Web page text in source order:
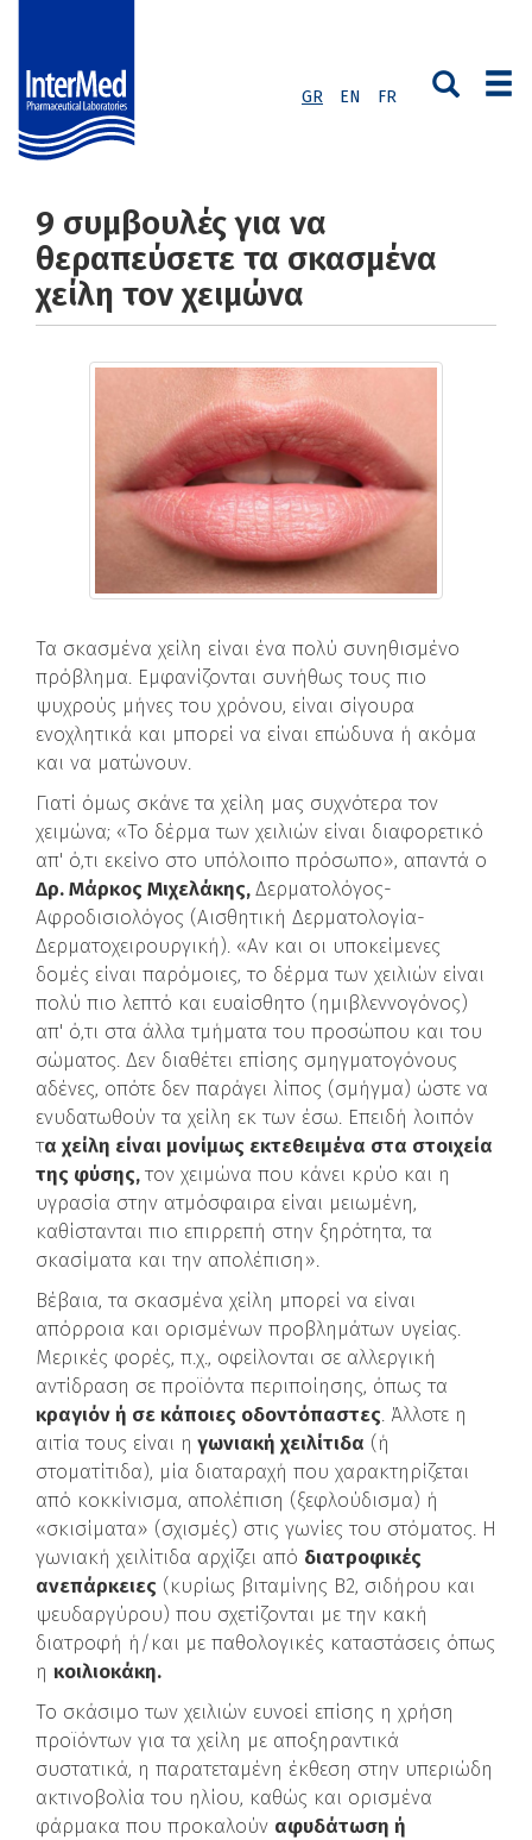
GR EN FR
9 συμβουλές για να
θεραπεύσετε τα σκασμένα
χείλη τον χειμώνα
Τα σκασμένα χείλη είναι ένα πολύ συνηθισμένο
πρόβλημα. Εμφανίζονται συνήθως τους πιο
ψυχρούς μήνες του χρόνου, είναι σίγουρα
ενοχλητικά και μπορεί να είναι επώδυνα ή ακόμα
και να ματώνουν.
Γιατί όμως σκάνε τα χείλη μας συχνότερα τον
χειμώνα; «Το δέρμα των χειλιών είναι διαφορετικό
απ' ό,τι εκείνο στο υπόλοιπο πρόσωπο», απαντά ο
Δρ. Μάρκος Μιχελάκης,Δερματολόγος-
Αφροδισιολόγος (Αισθητική Δερματολογία-
Δερματοχειρουργική). «Αν και οι υποκείμενες
δομές είναι παρόμοιες, το δέρμα των χειλιών είναι
πολύ πιο λεπτό και ευαίσθητο (ημιβλεννογόνος)
απ' ό,τι στα άλλα τμήματα του προσώπου και του
σώματος. Δεν διαθέτει επίσης σμηγματογόνους
αδένες, οπότε δεν παράγει λίπος (σμήγμα) ώστε να
ενυδατωθούν τα χείλη εκ των έσω. Επειδή λοιπόν
τα χείλη είναι μονίμως εκτεθειμένα στα στοιχεία
της φύσης,τον χειμώνα που κάνει κρύο και η
υγρασία στην ατμόσφαιρα είναι μειωμένη,
καθίστανται πιο επιρρεπή στην ξηρότητα, τα
σκασίματα και την απολέπιση».
Βέβαια, τα σκασμένα χείλη μπορεί να είναι
απόρροια και ορισμένων προβλημάτων υγείας.
Μερικές φορές, π.χ., οφείλονται σε αλλεργική
αντίδραση σε προϊόντα περιποίησης, όπως τα
κραγιόν ή σε κάποιες οδοντόπαστες. Άλλοτε η
αιτία τους είναι η γωνιακή χειλίτιδα (ή
στοματίτιδα), μία διαταραχή που χαρακτηρίζεται
από κοκκίνισμα, απολέπιση (ξεφλούδισμα) ή
«σκισίματα» (σχισμές) στις γωνίες του στόματος. Η
γωνιακή χειλίτιδα αρχίζει από διατροφικές
ανεπάρκειες (κυρίως βιταμίνης Β2, σιδήρου και
ψευδαργύρου) που σχετίζονται με την κακή
διατροφή ή/και με παθολογικές καταστάσεις όπως
η κοιλιοκάκη.
Το σκάσιμο των χειλιών ευνοεί επίσης η χρήση
προϊόντων για τα χείλη με αποξηραντικά
συστατικά, η παρατεταμένη έκθεση στην υπεριώδη
ακτινοβολία του ηλίου, καθώς και ορισμένα
φάρμακα που προκαλούν αφυδάτωση ή